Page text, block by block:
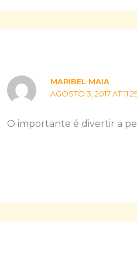
MARIBEL MAIA
AGOSTO 3, 2017 AT
O importante é divertir a